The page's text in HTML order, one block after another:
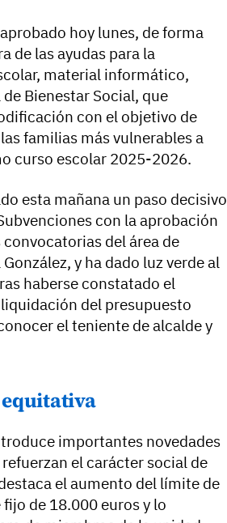
hoy lunes, de forma
de las ayudas para la
material informático,
Bienestar Social, que
con el objetivo de
familias más vulnerables a
curso escolar 2025-2026.
esta mañana un paso decisivo
con la aprobación
del área de
y ha dado luz verde al
haberse constatado el
del presupuesto
el teniente de alcalde y
equitativa
importantes novedades
el carácter social de
el aumento del límite de
de 18.000 euros y lo